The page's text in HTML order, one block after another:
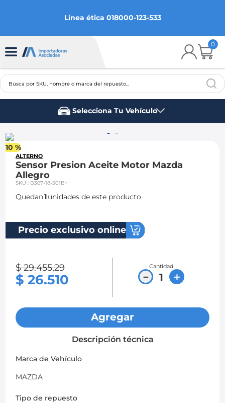
Línea ética 018000-123-533
0
Busca por SKU, nombre o marca del repuesto...
Selecciona Tu Vehículo
10 %
ALTERNO
Sensor Presion Aceite Motor Mazda
Allegro
SKU: B367-18-501B+
Quedan1unidades de este producto
Precio exclusivo online
$ 29.455,29
$ 26.510
Cantidad
＋
－
Agregar
Descripción técnica
Marca de Vehículo
MAZDA
Tipo de repuesto
2
3.
spark gt
ford fiesta
7.
sail
10. mazda 2